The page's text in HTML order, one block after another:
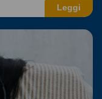
Leggi